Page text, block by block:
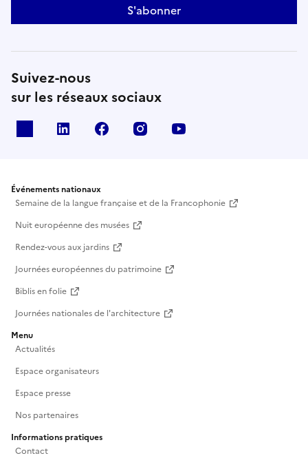
S'abonner
Suivez-nous
sur les réseaux sociaux
Linkedin Facebook Instagram
Événements nationaux
Semaine de la langue française et de la Francophonie
Nuit européenne des musées
Rendez-vous aux jardins
Journées européennes du patrimoine
Biblis en folie
Journées nationales de l'architecture
Menu
Actualités
Espace organisateurs
Espace presse
Nos partenaires
Informations pratiques
Contact